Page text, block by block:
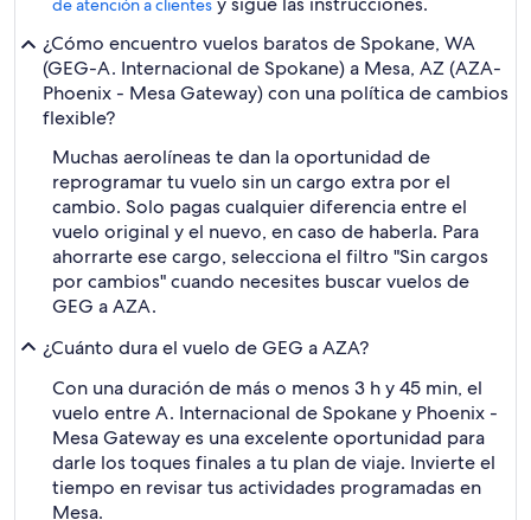
de atención a clientes
¿Cómo encuentro vuelos baratos de Spokane, WA
(GEG-A. Internacional de Spokane) a Mesa, AZ (AZA-
Phoenix - Mesa Gateway) con una política de cambios
flexible?
Muchas aerolíneas te dan la oportunidad de
reprogramar tu vuelo sin un cargo extra por el
cambio. Solo pagas cualquier diferencia entre el
vuelo original y el nuevo, en caso de haberla. Para
ahorrarte ese cargo, selecciona el filtro "Sin cargos
por cambios" cuando necesites buscar vuelos de
GEG a AZA.
¿Cuánto dura el vuelo de GEG a AZA?
Con una duración de más o menos 3 h y 45 min, el
vuelo entre A. Internacional de Spokane y Phoenix -
Mesa Gateway es una excelente oportunidad para
darle los toques finales a tu plan de viaje. Invierte el
tiempo en revisar tus actividades programadas en
Mesa.